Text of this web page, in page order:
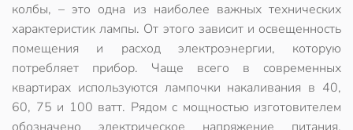
колбы, – это одна из наиболее важных технических
характеристик лампы. От этого зависит и освещенность
помещения и расход электроэнергии, которую
потребляет прибор. Чаще всего в современных
квартирах используются лампочки накаливания в 40,
60, 75 и 100 ватт. Рядом с мощностью изготовителем